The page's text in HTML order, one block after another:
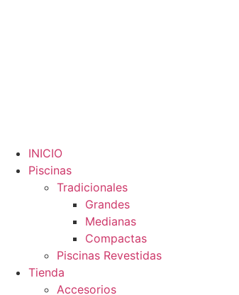
INICIO
Piscinas
Tradicionales
Grandes
Medianas
Compactas
Piscinas Revestidas
Tienda
Accesorios